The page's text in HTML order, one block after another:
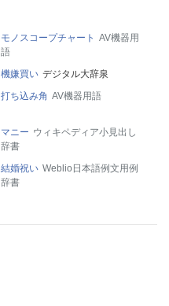
モノスコープチャート AV機器用
語
機嫌買い デジタル大辞泉
打ち込み角 AV機器用語
マニー ウィキペディア小見出し
辞書
結婚祝い Weblio日本語例文用例
辞書